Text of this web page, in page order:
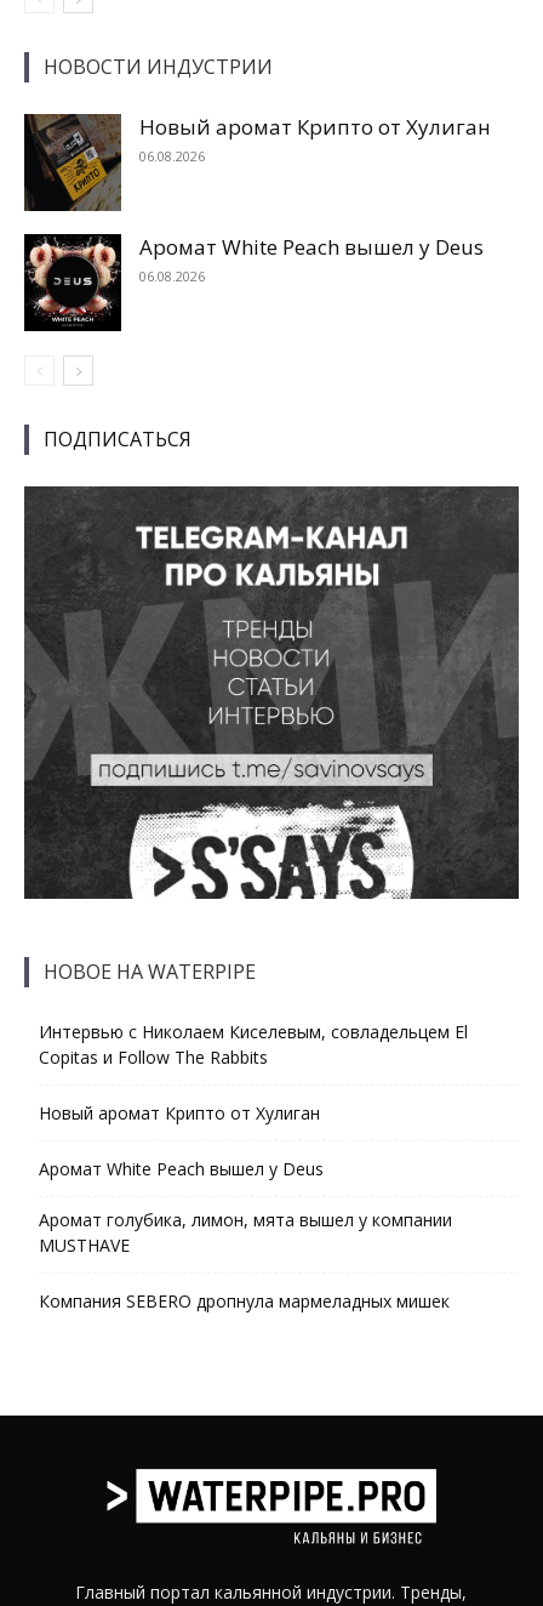
НОВОСТИ ИНДУСТРИИ
Новый аромат Крипто от Хулиган
06.08.2026
Аромат White Peach вышел у Deus
06.08.2026
ПОДПИСАТЬСЯ
НОВОЕ НА WATERPIPE
Интервью с Николаем Киселевым, совладельцем El
Copitas и Follow The Rabbits
Новый аромат Крипто от Хулиган
Аромат White Peach вышел у Deus
Аромат голубика, лимон, мята вышел у компании
MUSTHAVE
Компания SEBERO дропнула мармеладных мишек
Главный портал кальянной индустрии. Тренды,